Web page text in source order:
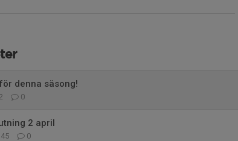
denna säsong!
0
2 april
0